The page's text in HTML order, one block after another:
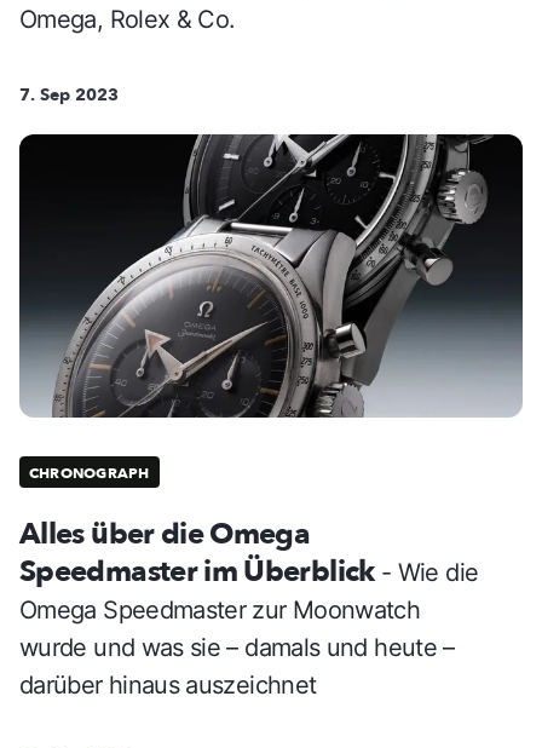
Omega, Rolex & Co.
7. Sep 2023
CHRONOGRAPH
Alles über die Omega
Speedmaster im Überblick - Wie die
Omega Speedmaster zur Moonwatch
wurde und was sie – damals und heute –
darüber hinaus auszeichnet